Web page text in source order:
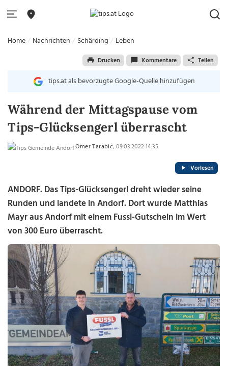
Home Nachrichten Schärding Leben
Drucken Kommentare Teilen
tips.at als bevorzugte Google-Quelle hinzufügen
Während der Mittagspause vom
Tips-Glücksengerl überrascht
Omer Tarabic, 09.03.2022 14:35
Vorlesen
ANDORF. Das Tips-Glücks­engerl dreht wieder seine
Runden und landete in Andorf. Dort wurde Matthias
Mayr aus Andorf mit einem Fussl-Gutschein im Wert
von 300 Euro überrascht.